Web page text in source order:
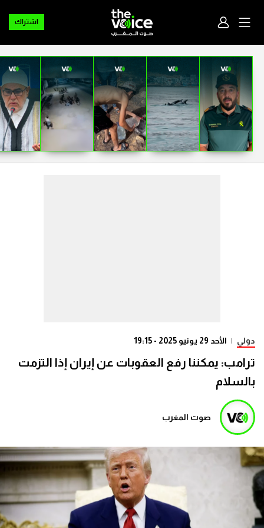
اشتراك
دولي | الأحد 29 يونيو 2025 - 19:15
ترامب: يمكننا رفع العقوبات عن إيران إذا التزمت
بالسلام
صوت المغرب